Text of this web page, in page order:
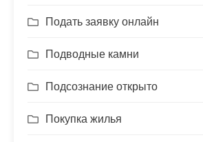
Подать заявку онлайн
Подводные камни
Подсознание открыто
Покупка жилья